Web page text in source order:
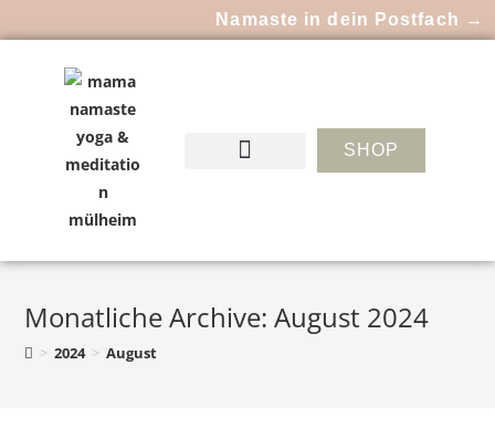
Namaste in dein Postfach →
SHOP
Monatliche Archive: August 2024
> 2024 > August